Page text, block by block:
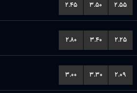
۲.۴۵ ۳.۵۰ ۲.۵۵
۲.۸۰ ۳.۴۰ ۲.۲۵
۳.۰۰ ۳.۳۰ ۲.۰۹